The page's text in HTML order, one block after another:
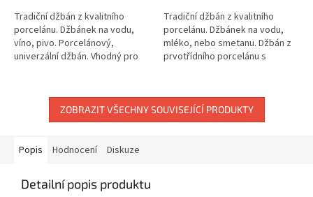
Tradiční džbán z kvalitního
porcelánu. Džbánek na vodu,
víno, pivo. Porcelánový,
univerzální džbán. Vhodný pro
Tradiční džbán z kvalitního
porcelánu. Džbánek na vodu,
mléko, nebo smetanu. Džbán z
prvotřídního porcelánu s
domácnosti.
ZOBRAZIT VŠECHNY SOUVISEJÍCÍ PRODUKTY
Popis Hodnocení Diskuze
Detailní popis produktu